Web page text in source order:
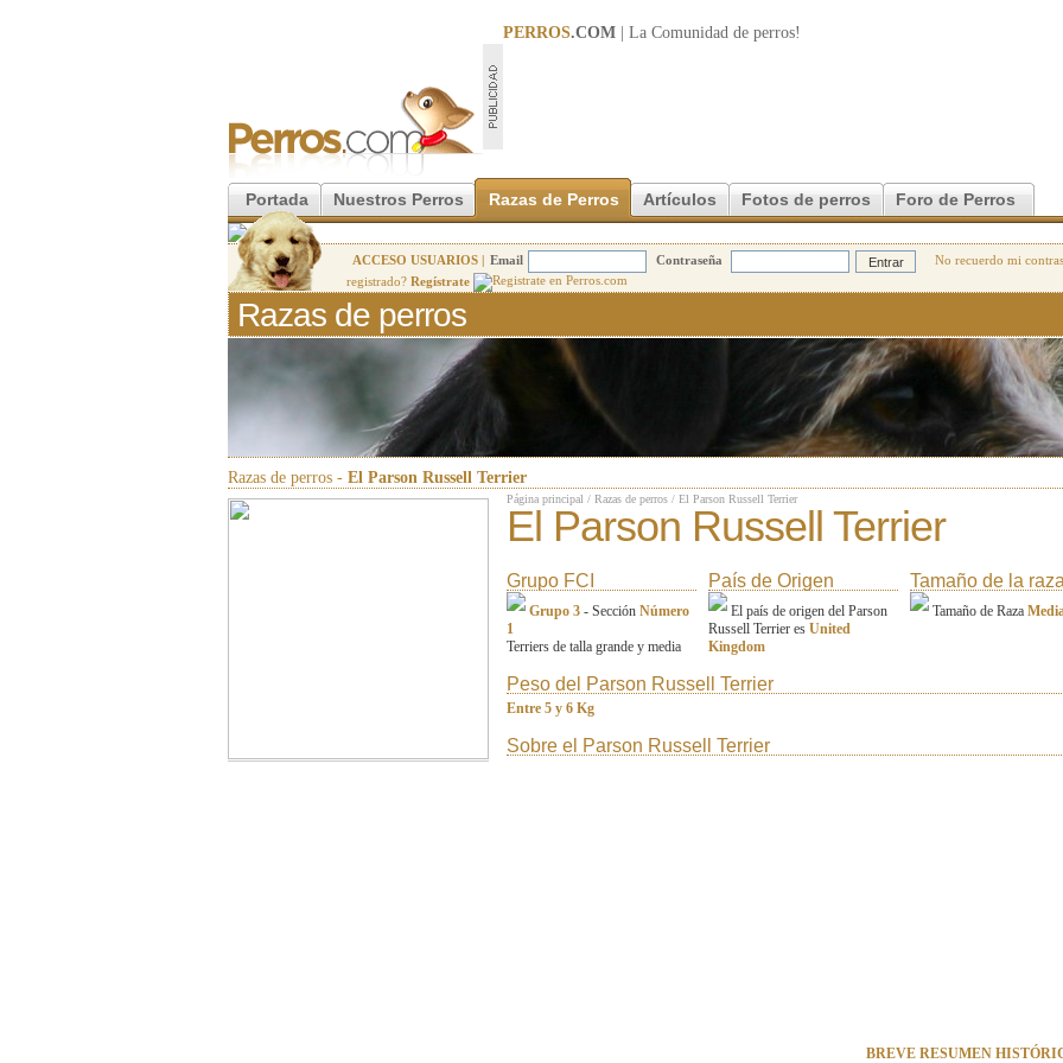
PERROS.COM | La Comunidad de perros!
Portada Nuestros Perros Razas de Perros Artículos Fotos de perros Foro de Perros
ACCESO USUARIOS | Email Contraseña No recuerdo mi
registrado? Regístrate
Razas de perros
Razas de perros - El Parson Russell Terrier
Página principal / Razas de perros / El Parson Russell Terrier
El Parson Russell Terrier
Grupo FCI
Grupo 3 - Sección Número
1
Terriers de talla grande y media
País de Origen
El país de origen del Parson
Russell Terrier es United
Kingdom
Tamaño de la raza
Tamaño de Raza
Peso del Parson Russell Terrier
Entre 5 y 6 Kg
Sobre el Parson Russell Terrier
BREVE RESUMEN